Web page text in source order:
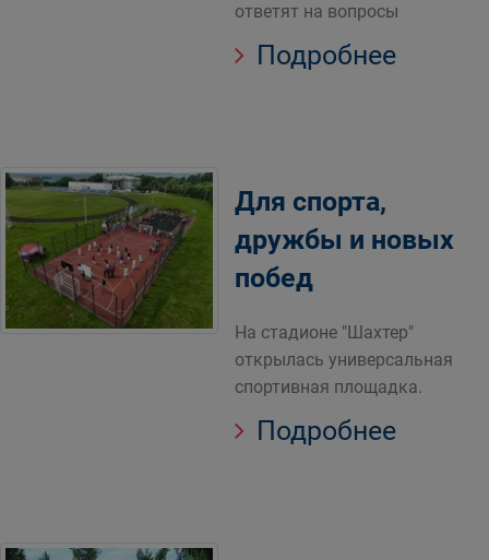
ответят на вопросы
Подробнее
Для спорта,
дружбы и новых
побед
На стадионе "Шахтер"
открылась универсальная
спортивная площадка.
Подробнее